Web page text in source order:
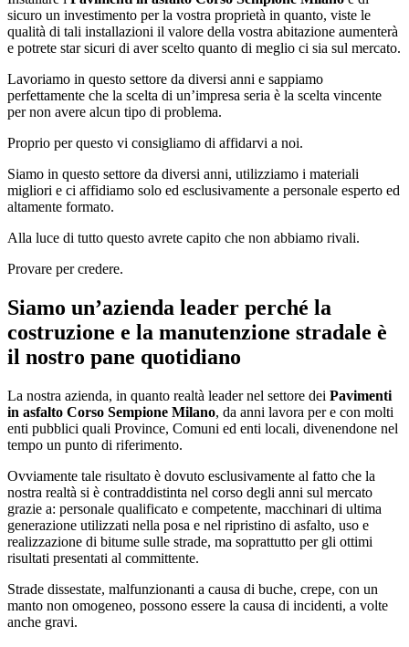
sicuro un investimento per la vostra proprietà in quanto, viste le
qualità di tali installazioni il valore della vostra abitazione aumenterà
e potrete star sicuri di aver scelto quanto di meglio ci sia sul mercato.
Lavoriamo in questo settore da diversi anni e sappiamo
perfettamente che la scelta di un’impresa seria è la scelta vincente
per non avere alcun tipo di problema.
Proprio per questo vi consigliamo di affidarvi a noi.
Siamo in questo settore da diversi anni, utilizziamo i materiali
migliori e ci affidiamo solo ed esclusivamente a personale esperto ed
altamente formato.
Alla luce di tutto questo avrete capito che non abbiamo rivali.
Provare per credere.
Siamo un’azienda leader perché la
costruzione e la manutenzione stradale è
il nostro pane quotidiano
La nostra azienda, in quanto realtà leader nel settore dei Pavimenti
in asfalto Corso Sempione Milano, da anni lavora per e con molti
enti pubblici quali Province, Comuni ed enti locali, divenendone nel
tempo un punto di riferimento.
Ovviamente tale risultato è dovuto esclusivamente al fatto che la
nostra realtà si è contraddistinta nel corso degli anni sul mercato
grazie a: personale qualificato e competente, macchinari di ultima
generazione utilizzati nella posa e nel ripristino di asfalto, uso e
realizzazione di bitume sulle strade, ma soprattutto per gli ottimi
risultati presentati al committente.
Strade dissestate, malfunzionanti a causa di buche, crepe, con un
manto non omogeneo, possono essere la causa di incidenti, a volte
anche gravi.